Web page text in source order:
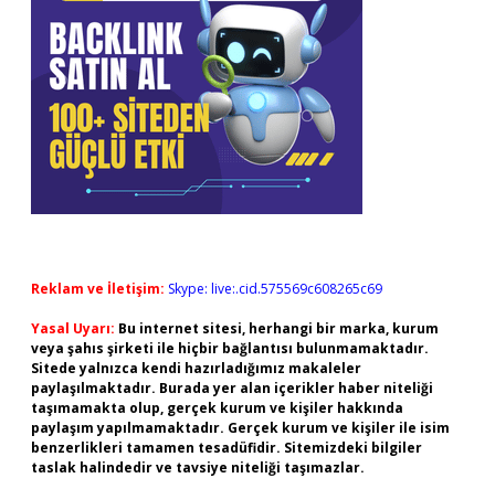
Reklam ve İletişim: Skype: live:.cid.575569c608265c69
Yasal Uyarı: Bu internet sitesi, herhangi bir marka, kurum
veya şahıs şirketi ile hiçbir bağlantısı bulunmamaktadır.
Sitede yalnızca kendi hazırladığımız makaleler
paylaşılmaktadır. Burada yer alan içerikler haber niteliği
taşımamakta olup, gerçek kurum ve kişiler hakkında
paylaşım yapılmamaktadır. Gerçek kurum ve kişiler ile isim
benzerlikleri tamamen tesadüfidir. Sitemizdeki bilgiler
taslak halindedir ve tavsiye niteliği taşımazlar.